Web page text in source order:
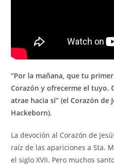
“Por la mañana, que tu
Corazón y ofrecerme el tuyo.
atrae hacia sí” (el Corazón de
Hackeborn).
La devoción al Corazón de
raíz de las apariciones a Sta.
el siglo XVII. Pero muchos